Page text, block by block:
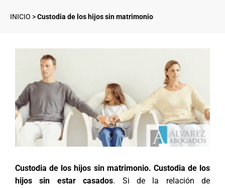
INICIO >Custodia de los hijos sin matrimonio
Custodia de los hijos sin matrimonio. Custodia de los
hijos sin estar casados. Si de la relación de